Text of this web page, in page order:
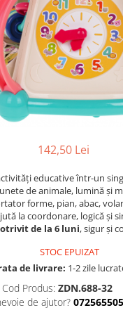
si muzicale
mamici
142,50 Lei
educative într-un
de animale, lumină și
forme, pian, abac,
la coordonare, logică și
de la 6 luni, sigur și
STOC EPUIZAT
de livrare: 1-2 zile
Cod Produs: ZDN.688-32
de ajutor?